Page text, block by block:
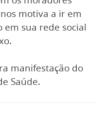
motiva a ir em
sua rede social
manifestação do
Saúde.